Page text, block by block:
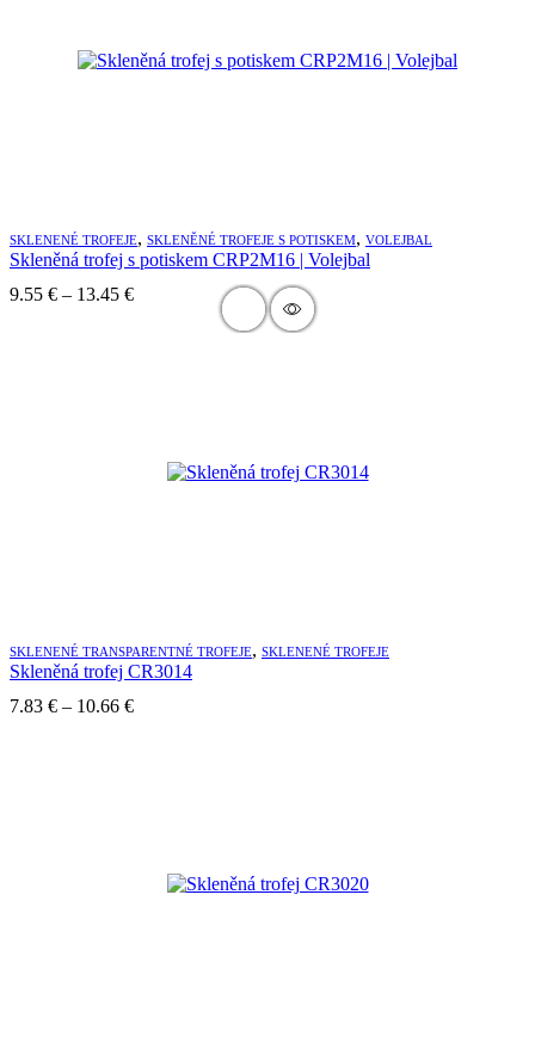
SKLENENÉ TROFEJE, SKLENĚNÉ TROFEJE S POTISKEM, VOLEJBAL
Skleněná trofej s potiskem CRP2M16 | Volejbal
9.55 € – 13.45 €Price
SKLENENÉ TRANSPARENTNÉ TROFEJE, SKLENENÉ TROFEJE
Skleněná trofej CR3014
7.83 € – 10.66 €Price